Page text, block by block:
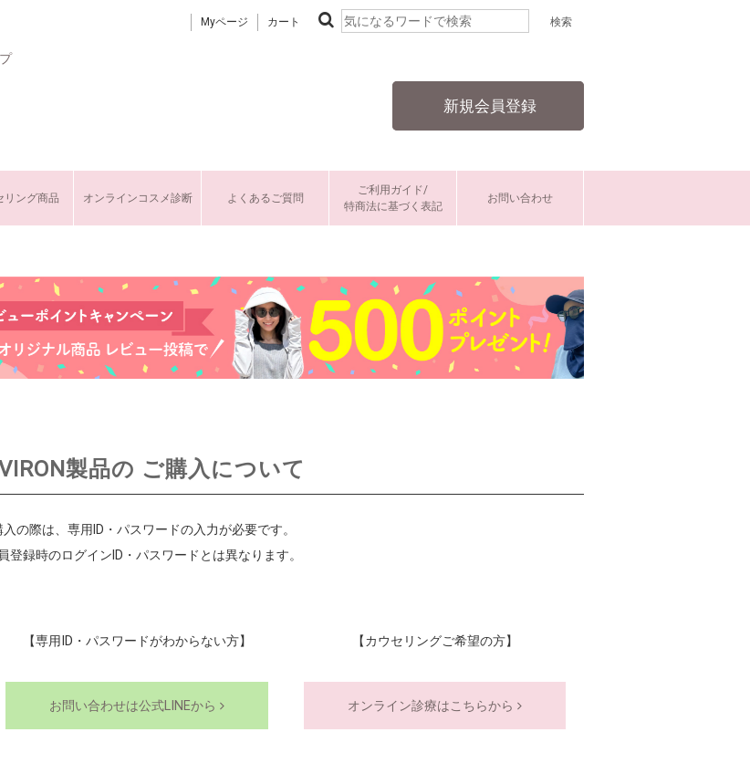
Myページ カート
新規会員登録
リング商品 オンラインコスメ診断 よくあるご質問
ご利用ガイド/
特商法に基づく表記
お問い合わせ
製品の ご購入について
入の際は、専用ID・パスワードの入力が必要です。
登録時のログインID・パスワードとは異なります。
【専用ID・パスワードがわからない方】
お問い合わせは公式LINEから
【カウセリングご希望の方】
オンライン診療はこちらから